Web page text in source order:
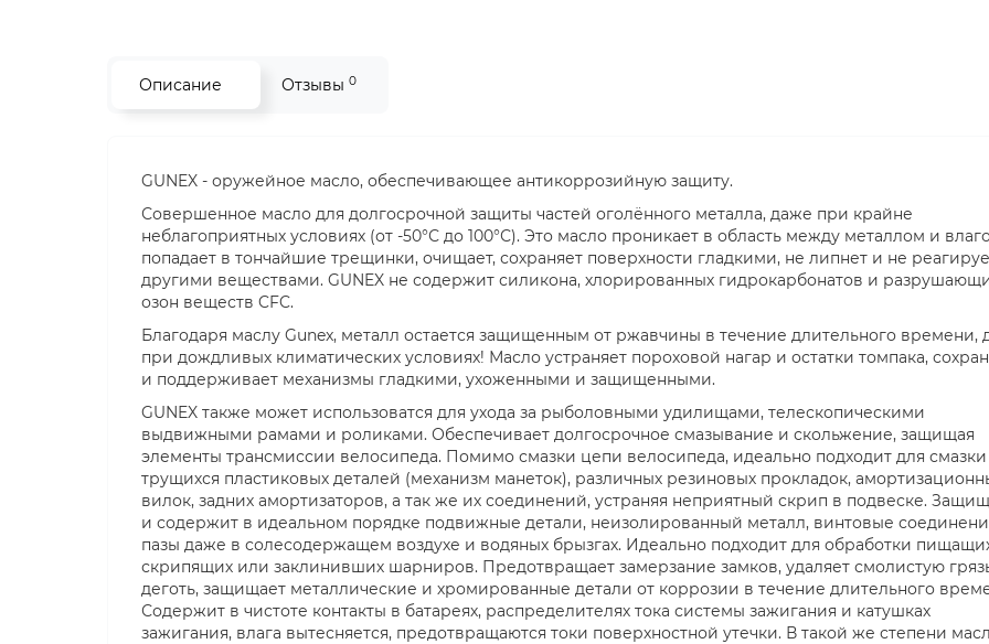
Описание Отзывы 0
GUNEX - оружейное масло, обеспечивающее антикоррозийную защиту.
Совершенное масло для долгосрочной защиты частей оголённого металла, даже при крайне
неблагоприятных условиях (от -50°С до 100°С). Это масло проникает в область между металлом и
попадает в тончайшие трещинки, очищает, сохраняет поверхности гладкими, не липнет и не
другими веществами. GUNEX не содержит силикона, хлорированных гидрокарбонатов и
озон веществ CFC.
Благодаря маслу Gunex, металл остается защищенным от ржавчины в течение длительного времени,
при дождливых климатических условиях! Масло устраняет пороховой нагар и остатки томпака,
и поддерживает механизмы гладкими, ухоженными и защищенными.
GUNEX также может использоватся для ухода за рыболовными удилищами, телескопическими
выдвижными рамами и роликами. Обеспечивает долгосрочное смазывание и скольжение, защищая
элементы трансмиссии велосипеда. Помимо смазки цепи велосипеда, идеально подходит для смазки
трущихся пластиковых деталей (механизм манеток), различных резиновых прокладок,
вилок, задних амортизаторов, а так же их соединений, устраняя неприятный скрип в подвеске.
и содержит в идеальном порядке подвижные детали, неизолированный металл, винтовые
пазы даже в солесодержащем воздухе и водяных брызгах. Идеально подходит для обработки
скрипящих или заклинивших шарниров. Предотвращает замерзание замков, удаляет смолистую
деготь, защищает металлические и хромированные детали от коррозии в течение длительного
Содержит в чистоте контакты в батареях, распределителях тока системы зажигания и катушках
зажигания, влага вытесняется, предотвращаются токи поверхностной утечки. В такой же степени